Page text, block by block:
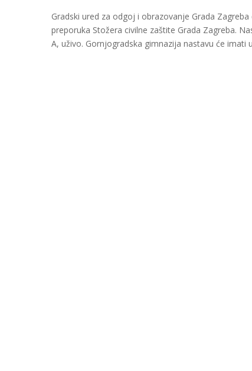
Gradski ured za odgoj i obrazovanje Grada
preporuka Stožera civilne zaštite Grada Zagreba.
A, uživo. Gornjogradska gimnazija nastavu će